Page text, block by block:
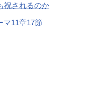
祝されるのか
マ11章17節